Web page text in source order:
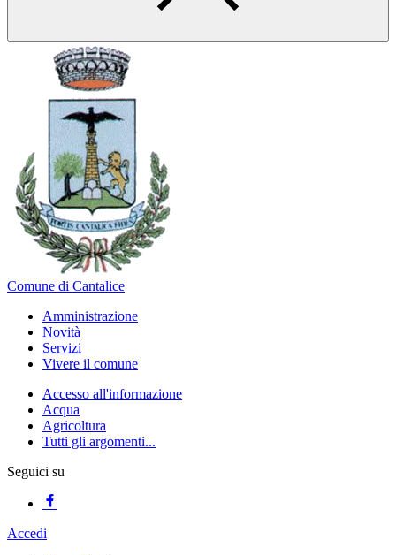
Comune di Cantalice
Amministrazione
Novità
Servizi
Vivere il comune
Accesso all'informazione
Acqua
Agricoltura
Tutti gli argomenti...
Seguici su
Accedi